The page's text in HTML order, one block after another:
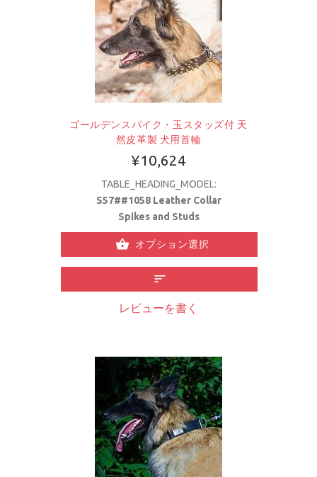
ゴールデンスパイク・玉スタッズ付 天
然皮革製 犬用首輪
¥10,624
TABLE_HEADING_MODEL:
S57##1058 Leather Collar
Spikes and Studs
オプション選択
レビューを書く